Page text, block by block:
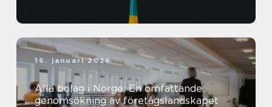
16. januari 2024
Alla bolag i Norge: En omfattande
genomsökning av företagslandskapet